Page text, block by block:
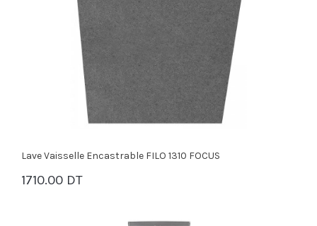
Lave Vaisselle Encastrable FILO 1310 FOCUS
1710.00 DT
PANIER